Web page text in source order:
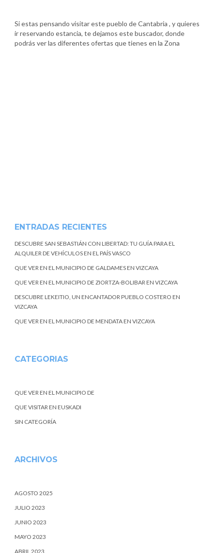
Si estas pensando visitar este pueblo de Cantabria , y quieres
ir reservando estancia, te dejamos este buscador, donde
podrás ver las diferentes ofertas que tienes en la Zona
ENTRADAS RECIENTES
DESCUBRE SAN SEBASTIÁN CON LIBERTAD: TU GUÍA PARA EL
ALQUILER DE VEHÍCULOS EN EL PAÍS VASCO
QUE VER EN EL MUNICIPIO DE GALDAMES EN VIZCAYA
QUE VER EN EL MUNICIPIO DE ZIORTZA-BOLIBAR EN VIZCAYA
DESCUBRE LEKEITIO, UN ENCANTADOR PUEBLO COSTERO EN
VIZCAYA
QUE VER EN EL MUNICIPIO DE MENDATA EN VIZCAYA
CATEGORIAS
QUE VER EN EL MUNICIPIO DE
QUE VISITAR EN EUSKADI
SIN CATEGORÍA
ARCHIVOS
AGOSTO 2025
JULIO 2023
JUNIO 2023
MAYO 2023
ABRIL 2023